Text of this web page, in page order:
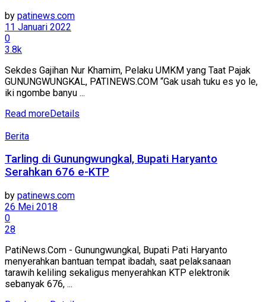
by patinews.com
11 Januari 2022
0
3.8k
Sekdes Gajihan Nur Khamim, Pelaku UMKM yang Taat Pajak
GUNUNGWUNGKAL, PATINEWS.COM “Gak usah tuku es yo le,
iki ngombe banyu ...
Read moreDetails
Berita
Tarling di Gunungwungkal, Bupati Haryanto
Serahkan 676 e-KTP
by patinews.com
26 Mei 2018
0
28
PatiNews.Com - Gunungwungkal, Bupati Pati Haryanto
menyerahkan bantuan tempat ibadah, saat pelaksanaan
tarawih keliling sekaligus menyerahkan KTP elektronik
sebanyak 676, ...